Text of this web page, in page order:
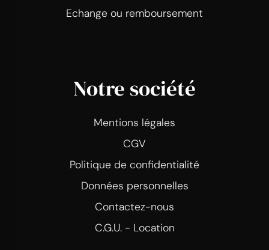
Echange ou remboursement
Notre société
Mentions légales
CGV
Politique de confidentialité
Données personnelles
Contactez-nous
C.G.U. - Location